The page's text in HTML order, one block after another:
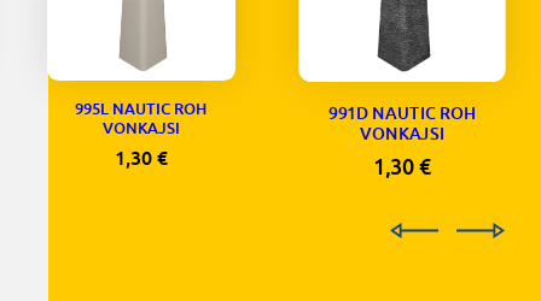
995L NAUTIC ROH
VONKAJSI
1,30 €
991D NAUTIC ROH
VONKAJSI
1,30€